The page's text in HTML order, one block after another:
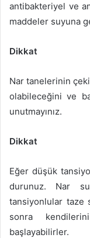
antibakteriyel ve
maddeler suyuna
Dikkat
Nar tanelerinin
olabileceğini ve
unutmayınız.
Dikkat
Eğer düşük
durunuz. Nar
tansiyonlular taze
sonra
başlayabilirler.